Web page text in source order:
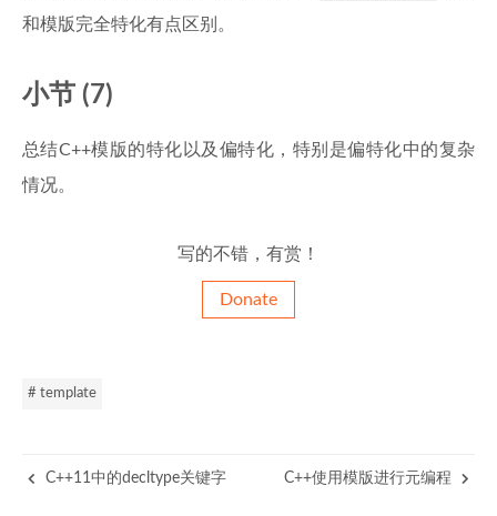
和模版完全特化有点区别。
小节 (7)
总结C++模版的特化以及偏特化，特别是偏特化中的复杂
情况。
写的不错，有赏！
Donate
# template
C++11中的decltype关键字 C++使用模版进行元编程